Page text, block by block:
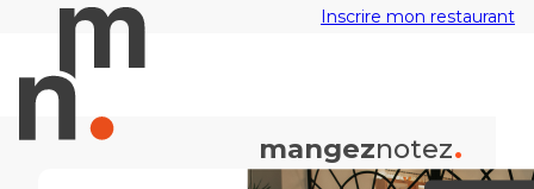
Inscrire mon restaurant
mangeznotez.